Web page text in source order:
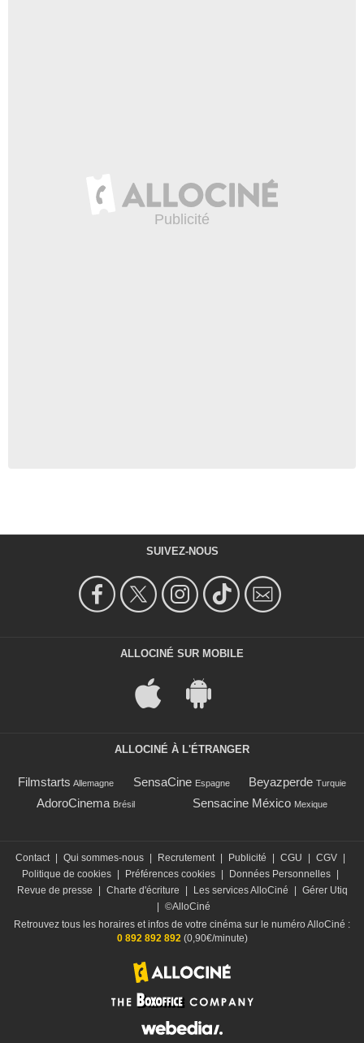
SUIVEZ-NOUS
ALLOCINÉ SUR MOBILE
ALLOCINÉ À L'ÉTRANGER
Filmstarts Allemagne SensaCine Espagne Beyazperde Turquie
AdoroCinema Brésil Sensacine México Mexique
Contact Qui sommes-nous Recrutement Publicité CGU CGV
Politique de cookies
Préférences cookies Données Personnelles
Revue de presse
Charte d'écriture Les services AlloCiné
Gérer Utiq
©AlloCiné
Retrouvez tous les horaires et infos de votre cinéma sur le numéro AlloCiné :
0 892 892 892(0,90€/minute)